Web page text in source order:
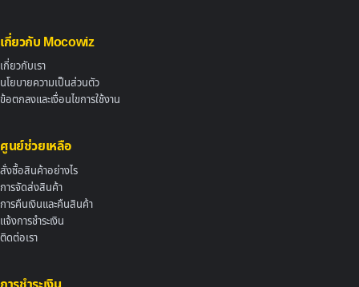
เกี่ยวกับ Mocowiz
เกี่ยวกับเรา
นโยบายความเป็นส่วนตัว
ข้อตกลงและเงื่อนไขการใช้งาน
ศูนย์ช่วยเหลือ
สั่งซื้อสินค้าอย่างไร
การจัดส่งสินค้า
การคืนเงินและคืนสินค้า
แจ้งการชำระเงิน
ติดต่อเรา